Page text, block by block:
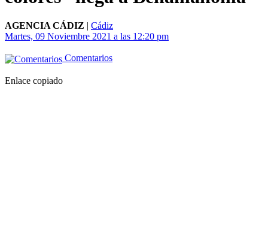
AGENCIA CÁDIZ | Cádiz
Martes, 09 Noviembre 2021 a las 12:20 pm
Comentarios
Enlace copiado